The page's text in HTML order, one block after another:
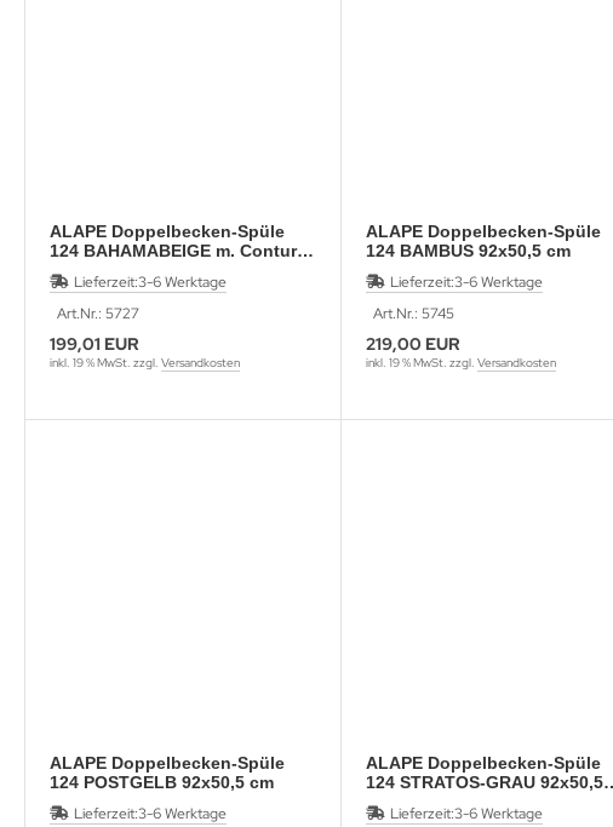
ALAPE Doppelbecken-Spüle
124 BAHAMABEIGE m. Contur
MOCCA 92x50,5
Lieferzeit:3-6 Werktage
Art.Nr.: 5727
199,01 EUR
inkl. 19 % MwSt. zzgl. Versandkosten
ALAPE Doppelbecken-Spüle
124 BAMBUS 92x50,5 cm
Lieferzeit:3-6 Werktage
Art.Nr.: 5745
219,00 EUR
inkl. 19 % MwSt. zzgl. Versandkosten
ALAPE Doppelbecken-Spüle
124 POSTGELB 92x50,5 cm
Lieferzeit:3-6 Werktage
ALAPE Doppelbecken-Spüle
124 STRATOS-GRAU 92x50,5
cm
Lieferzeit:3-6 Werktage